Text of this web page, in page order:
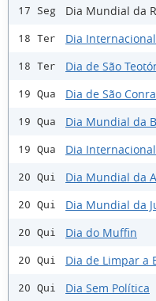
17 Seg Dia Mundial da
18 Ter Dia
18 Ter Dia de São
19 Qua Dia de São
19 Qua Dia Mundial da
19 Qua Dia
20 Qui Dia Mundial da
20 Qui Dia Mundial da
20 Qui Dia do Muffin
20 Qui Dia de Limpar a
20 Qui Dia Sem Política